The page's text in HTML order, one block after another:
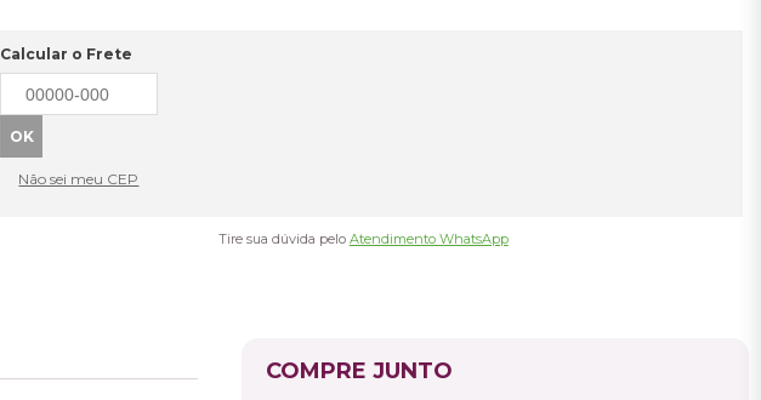
Calcular o Frete
Não sei meu CEP
Tire sua dúvida pelo Atendimento WhatsApp
COMPRE JUNTO